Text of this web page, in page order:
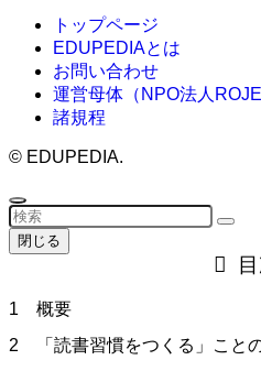
トップページ
EDUPEDIAとは
お問い合わせ
運営母体（NPO法人ROJE
諸規程
© EDUPEDIA.
閉じる
1 概要
2 「読書習慣をつくる」こと